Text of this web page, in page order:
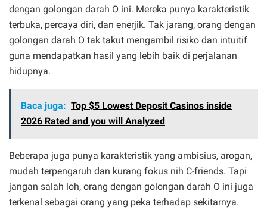
dengan golongan darah O ini. Mereka punya karakteristik
terbuka, percaya diri, dan enerjik. Tak jarang, orang dengan
golongan darah O tak takut mengambil risiko dan intuitif
guna mendapatkan hasil yang lebih baik di perjalanan
hidupnya.
Baca juga: Top $5 Lowest Deposit Casinos inside
2026 Rated and you will Analyzed
Beberapa juga punya karakteristik yang ambisius, arogan,
mudah terpengaruh dan kurang fokus nih C-friends. Tapi
jangan salah loh, orang dengan golongan darah O ini juga
terkenal sebagai orang yang peka terhadap sekitarnya.